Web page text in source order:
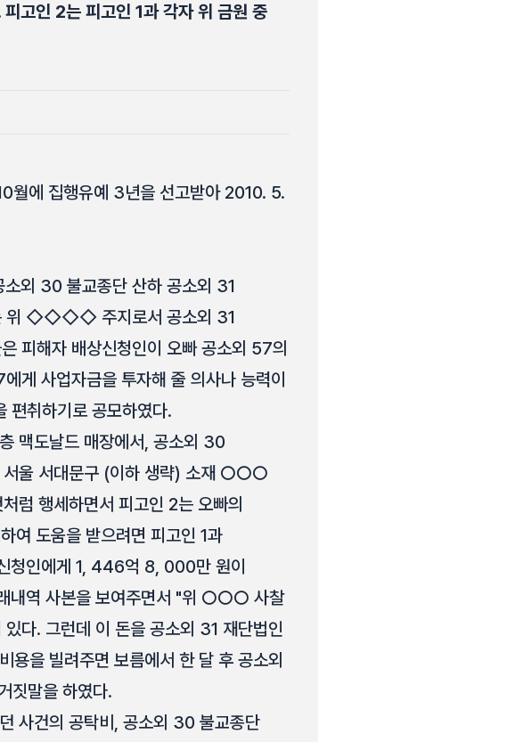
고인 2는 피고인 1과 각자 위 금원 중
월에 집행유예 3년을 선고받아 2010. 5.
외 30 불교종단 산하 공소외 31
는 위 ◇◇◇◇ 주지로서 공소외 31
피해자 배상신청인이 오빠 공소외 57의
게 사업자금을 투자해 줄 의사나 능력이
편취하기로 공모하였다.
맥도날드 매장에서, 공소외 30
서울 서대문구 (이하 생략) 소재 ○○○
럼 행세하면서 피고인 2는 오빠의
여 도움을 받으려면 피고인 1과
청인에게 1, 446억 8, 000만 원이
내역 사본을 보여주면서 "위 ○○○ 사찰
다. 그런데 이 돈을 공소외 31 재단법인
을 빌려주면 보름에서 한 달 후 공소외
짓말을 하였다.
사건의 공탁비, 공소외 30 불교종단